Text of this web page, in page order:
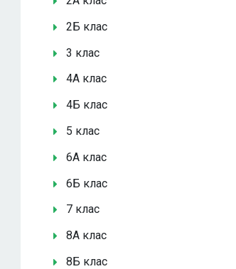
2Б клас
3 клас
4А клас
4Б клас
5 клас
6А клас
6Б клас
7 клас
8А клас
8Б клас